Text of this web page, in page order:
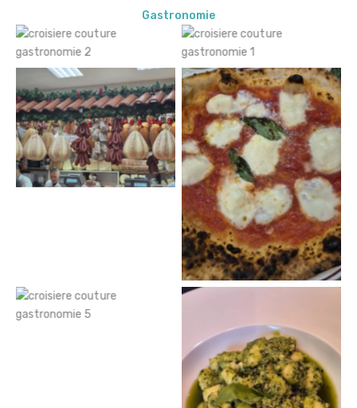
Gastronomie